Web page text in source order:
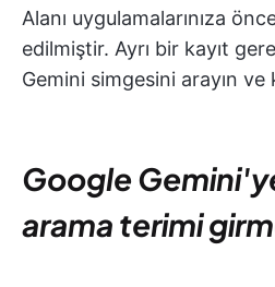
Alanı uygulamalarınıza
edilmiştir. Ayrı bir kayıt
Gemini simgesini arayın ve
Google
arama terimi